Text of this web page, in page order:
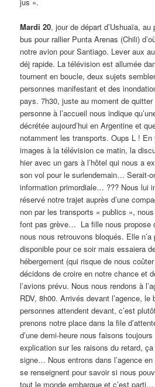
Mardi 20, jour de départ d’Ushuaïa,
bus pour rallier Punta Arenas (Chili)
notre avion pour Santiago. Lever aux
déj rapide. La télévision est allumée
tournent en boucle, deux sujets
personnes manifestant et des
pays. 7h30, juste au moment de quitter
personne à l’accueil nous indique
décrétée aujourd’hui en Argentine et
notamment les transports. Oups L !
images à la télévision ce matin, la
hier avec un gars à l’hôtel qui nous a
son vol pour le surlendemain… Serait-
information primordiale… ??? Nous lui
réservé notre trajet auprès d’une
non par les transports « publics »,
font pas grève… La fille nous propose
nous nous retrouvons bloqués. Elle
disponible pour ce soir mais essaiera
hébergement (qui risque de nous
décidons de croire en notre chance et
l’avions prévu. Nous nous rendons à
RDV, 8h00. Arrivés devant l’agence,
personnes attendent devant, c’est
prenons notre place dans la file
d’une demi-heure nous faisons
explication sur les raisons du retard,
signe… Nous entrons dans l’agence en
se renseignent pour savoir si nous
tout le monde embarque et c’est parti…